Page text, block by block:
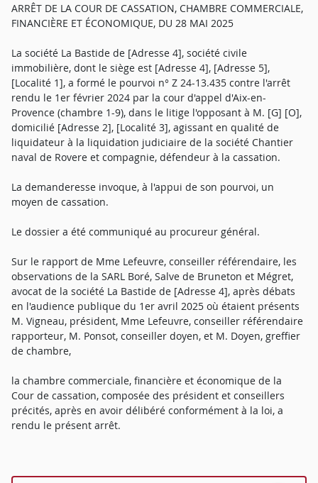
ARRÊT DE LA COUR DE CASSATION, CHAMBRE COMMERCIALE,
FINANCIÈRE ET ÉCONOMIQUE, DU 28 MAI 2025
La société La Bastide de [Adresse 4], société civile
immobilière, dont le siège est [Adresse 4], [Adresse 5],
[Localité 1], a formé le pourvoi n° Z 24-13.435 contre l'arrêt
rendu le 1er février 2024 par la cour d'appel d'Aix-en-
Provence (chambre 1-9), dans le litige l'opposant à M. [G] [O],
domicilié [Adresse 2], [Localité 3], agissant en qualité de
liquidateur à la liquidation judiciaire de la société Chantier
naval de Rovere et compagnie, défendeur à la cassation.
La demanderesse invoque, à l'appui de son pourvoi, un
moyen de cassation.
Le dossier a été communiqué au procureur général.
Sur le rapport de Mme Lefeuvre, conseiller référendaire, les
observations de la SARL Boré, Salve de Bruneton et Mégret,
avocat de la société La Bastide de [Adresse 4], après débats
en l'audience publique du 1er avril 2025 où étaient présents
M. Vigneau, président, Mme Lefeuvre, conseiller référendaire
rapporteur, M. Ponsot, conseiller doyen, et M. Doyen, greffier
de chambre,
la chambre commerciale, financière et économique de la
Cour de cassation, composée des président et conseillers
précités, après en avoir délibéré conformément à la loi, a
rendu le présent arrêt.